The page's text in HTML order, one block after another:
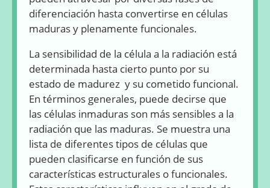
diferenciación hasta convertirse en células
maduras y plenamente funcionales.
La sensibilidad de la célula a la radiación está
determinada hasta cierto punto por su
estado de madurez y su cometido funcional.
En términos generales, puede decirse que
las células inmaduras son más sensibles a la
radiación que las maduras. Se muestra una
lista de diferentes tipos de células que
pueden clasificarse en función de sus
características estructurales o funcionales.